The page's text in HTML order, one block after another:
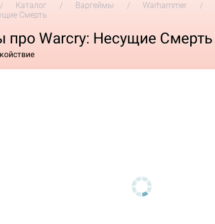
Каталог Варгеймы Warhammer
Смерть
про Warcry: Несущие Смерть